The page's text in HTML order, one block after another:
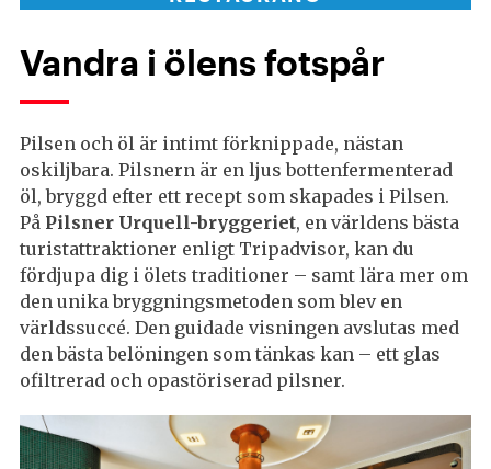
Vandra i ölens fotspår
Pilsen och öl är intimt förknippade, nästan
oskiljbara. Pilsnern är en ljus bottenfermenterad
öl, bryggd efter ett recept som skapades i Pilsen.
På Pilsner Urquell-bryggeriet, en världens bästa
turistattraktioner enligt Tripadvisor, kan du
fördjupa dig i ölets traditioner – samt lära mer om
den unika bryggningsmetoden som blev en
världssuccé. Den guidade visningen avslutas med
den bästa belöningen som tänkas kan – ett glas
ofiltrerad och opastöriserad pilsner.